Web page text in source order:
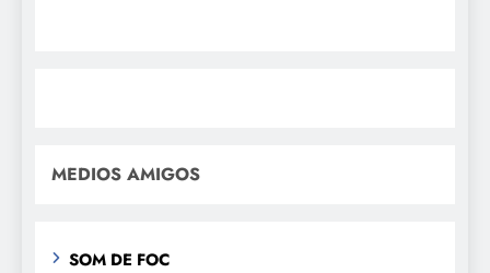
MEDIOS AMIGOS
SOM DE FOC